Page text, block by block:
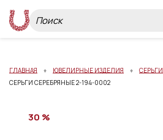
ГЛАВНАЯ ЮВЕЛИРНЫЕ ИЗДЕЛИЯ
СЕРЬГИ
СЕРЬГИ СЕРЕБРЯНЫЕ 2-194-0002
30 %